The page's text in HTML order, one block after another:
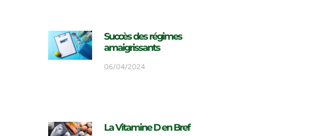
Succès des régimes
amaigrissants
06/04/2024
La Vitamine D en Bref